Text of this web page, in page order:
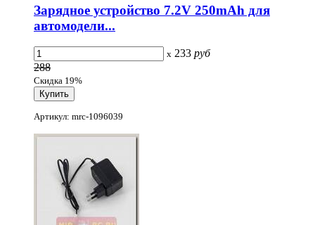
Зарядное устройство 7.2V 250mAh для
автомодели...
x 233 руб
288
Скидка 19%
Артикул: mrc-1096039